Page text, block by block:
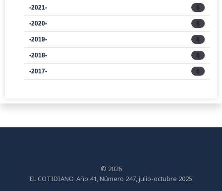
-2021- 6
-2020- 6
-2019- 6
-2018- 6
-2017- 6
© 2026
EL COTIDIANO. Año 41, Número 247, julio-octubre 2025